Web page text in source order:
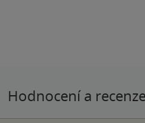
Hodnocení a